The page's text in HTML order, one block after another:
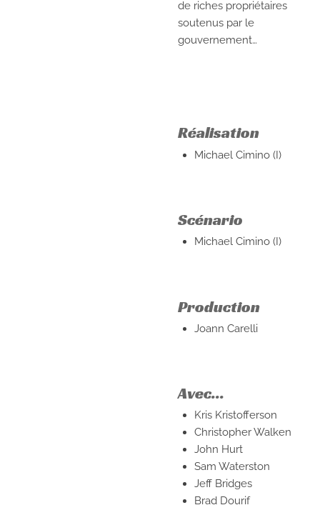
de riches propriétaires
soutenus par le
gouvernement…
Réalisation
Michael Cimino (I)
Scénario
Michael Cimino (I)
Production
Joann Carelli
Avec...
Kris Kristofferson
Christopher Walken
John Hurt
Sam Waterston
Jeff Bridges
Brad Dourif